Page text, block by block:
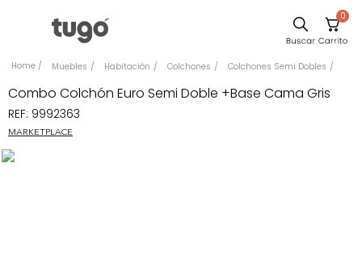
0
Muebles Habitación Colchones Colchones Semi Dobles
Combo Colchón Euro Semi Doble +Base Cama Gris
REF: 9992363
MARKETPLACE
Comedor
Silla